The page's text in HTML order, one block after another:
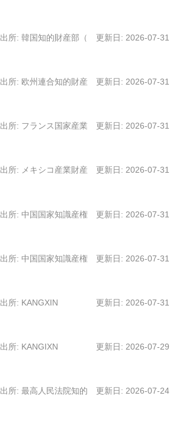
出所: 韓国知的財産部（MOIP...更新日: 2026-07-31
出所: 欧州連合知的財産庁（EU...更新日: 2026-07-31
出所: フランス国家産業財産庁（...更新日: 2026-07-31
出所: メキシコ産業財産庁（IM...更新日: 2026-07-31
出所: 中国国家知識産権局（CN...更新日: 2026-07-31
出所: 中国国家知識産権局（CN...更新日: 2026-07-31
出所: KANGXIN 更新日: 2026-07-31
出所: KANGIXN 更新日: 2026-07-29
出所: 最高人民法院知的財産権法...更新日: 2026-07-24